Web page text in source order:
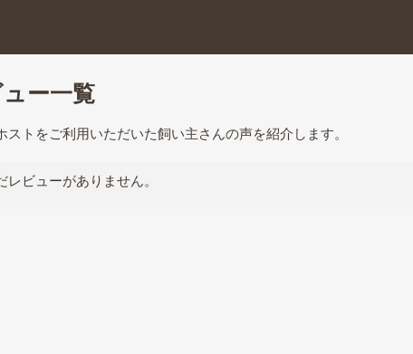
ュー一覧
トをご利用いただいた飼い主さんの声を紹介します。
レビューがありません。